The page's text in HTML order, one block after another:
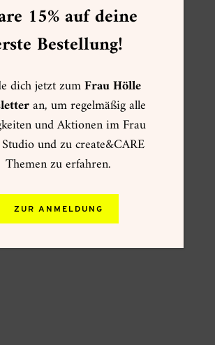
15% auf deine
Bestellung!
dich jetzt zumFrau Hölle
an, um regelmäßig alle
und Aktionen im Frau
und zu create&CARE
Themen zu erfahren.
ZUR ANMELDUNG